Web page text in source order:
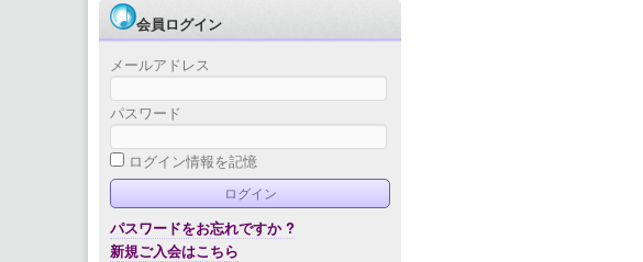
会員ログイン
メールアドレス
パスワード
ログイン情報を記憶
パスワードをお忘れですか ?
新規ご入会はこちら